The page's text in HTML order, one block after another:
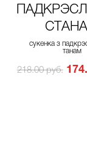
сукенка з
танам
218.00 руб.